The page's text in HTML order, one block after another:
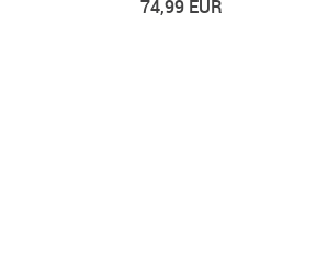
74,99 EUR